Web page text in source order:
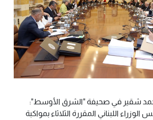
شقير في صحيفة "الشرق الأوسط":
اللبناني المقررة الثلاثاء بمواكبة